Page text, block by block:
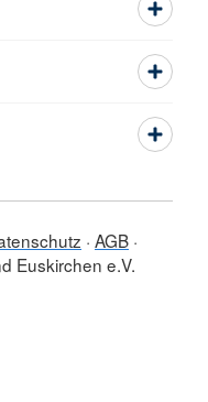
AGB
Euskirchen e.V.